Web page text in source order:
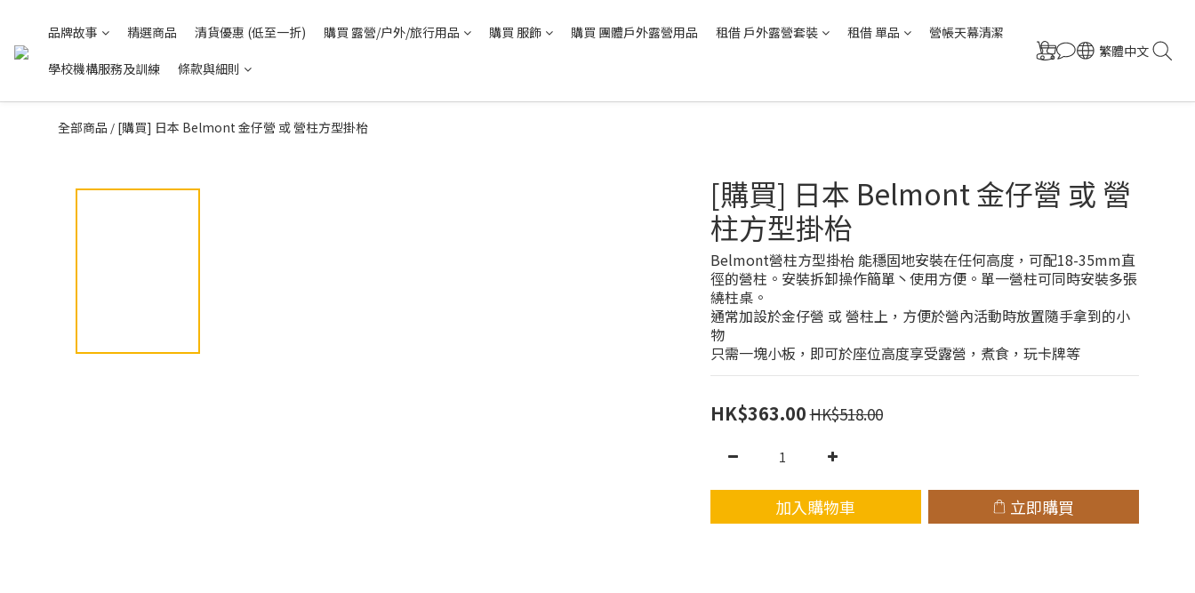
品牌故事 精選商品 清貨優惠 (低至一折) 購買 露營/户外/旅行用品 購買 服飾 購買 團體戶外露營用品 租借 戶外露營套裝 租借 單品 營帳天幕清潔
學校機構服務及訓練 條款與細則
繁體中文
全部商品 / [購買] 日本 Belmont 金仔營 或 營柱方型掛枱
[購買] 日本 Belmont 金仔營 或 營
柱方型掛枱
Belmont營柱方型掛枱 能穩固地安裝在任何高度，可配18-35mm直
徑的營柱。安裝拆卸操作簡單丶使用方便。單一營柱可同時安裝多張
繞柱桌。
通常加設於金仔營 或 營柱上，方便於營內活動時放置隨手拿到的小
物
只需一塊小板，即可於座位高度享受露營，煮食，玩卡牌等
HK$363.00HK$518.00
加入購物車 立即購買